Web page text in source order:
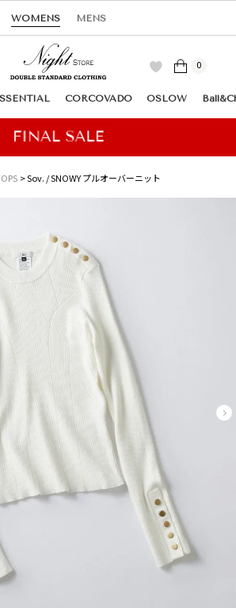
WOMENS MENS
0
CORCOVADO OSLOW
Sov. / SNOWY プルオーバーニット